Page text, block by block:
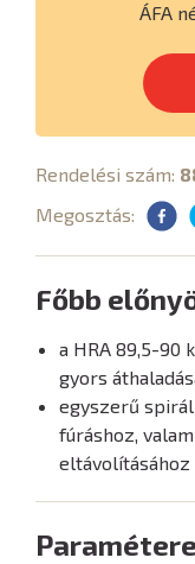
ÁFA
Rendelési szám:
Megosztás:
Főbb
a HRA 89,5-90
gyors
egyszerű
fúráshoz,
eltávolításához